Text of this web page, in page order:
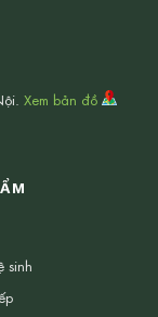
Xem bản đồ
sinh